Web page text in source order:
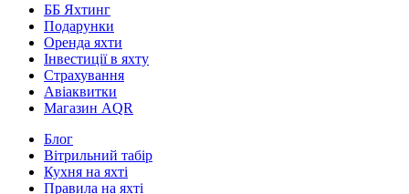
ББ Яхтинг
Подарунки
Оренда яхти
Інвестиції в яхту
Страхування
Авіаквитки
Магазин AQR
Блог
Вітрильний табір
Кухня на яхті
Правила на яхті